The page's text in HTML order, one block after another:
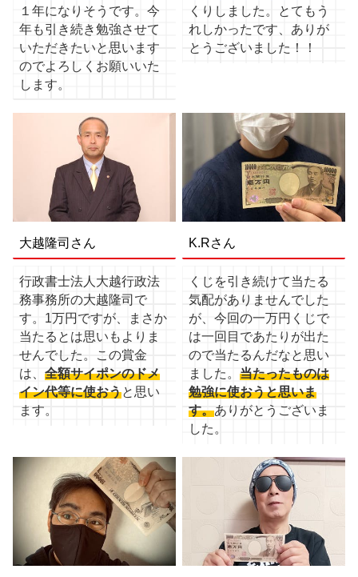
１年になりそうです。今
年も引き続き勉強させて
いただきたいと思います
のでよろしくお願いいた
します。
くりしました。とてもう
れしかったです、ありが
とうございました！！
大越隆司さん
行政書士法人大越行政法
務事務所の大越隆司で
す。1万円ですが、まさか
当たるとは思いもよりま
せんでした。この賞金
は、 全額サイポンのドメ
イン代等に使おうと思い
ます。
K.Rさん
くじを引き続けて当たる
気配がありませんでした
が、今回の一万円くじで
は一回目であたりが出た
ので当たるんだなと思い
ました。 当たったものは
勉強に使おうと思いま
す。ありがとうございま
した。